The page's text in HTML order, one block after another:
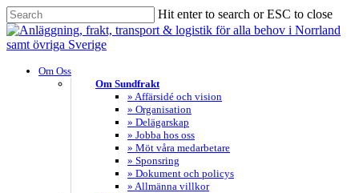
Skip
to
main
Hit enter to search or ESC to close
Close
Search
search
Menu
Om Oss
Om Sundfrakt
» Affärsidé och vision
» Organisation
» Delägarskap
» Jobba hos oss
» Möt våra medarbetare
» Sponsring
» Dokument och policys
» Allmänna villkor